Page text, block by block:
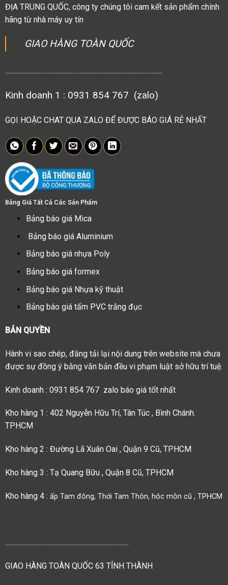
ĐỊA TRUNG QUỐC, công ty chúng tôi cam kết sản phẩm chính
hãng từ nhà máy uy tín
GIAO HÀNG TOÀN QUỐC
.......................................................................................................
Kinh doanh 1 : 0931 854 767 (zalo)
GỌI HOẶC CHAT QUA ZALO ĐỂ ĐƯỢC BÁO GIÁ RẺ NHẤT
Bảng Giá Tất Cả Các Sản Phẩm
Bảng báo giá Mica
Bảng báo giá Aluminium
Bảng báo giá nhựa Poly
Bảng báo giá formex
Bảng báo giá Nhựa kỹ thuật
Bảng báo giá tấm PVC trắng đục
BẢN QUYỀN
Hành vi sao chép, đăng tải lại nội dung trên website mà chưa
được sự đồng ý bằng văn bản đều vi phạm luật sở hữu trí tuệ.
Kinh doanh : 0931 854 767 zalo báo giá tốt nhất
Kho hàng 1 : 402 Nguyễn Hữu Trí, Tân Túc , Bình Chánh.
TPHCM
Kho hàng 2 : Đường Lã Xuân Oai , Quận 9 Cũ, TPHCM
Kho hàng 3 : Tạ Quang Bữu , Quận 8 Cũ, TPHCM
Kho hàng 4 : ấp Tam đông, Thới Tam Thôn, hóc môn cũ , TPHCM
.................................................................................
GIAO HÀNG TOÀN QUỐC 63 TỈNH THÀNH